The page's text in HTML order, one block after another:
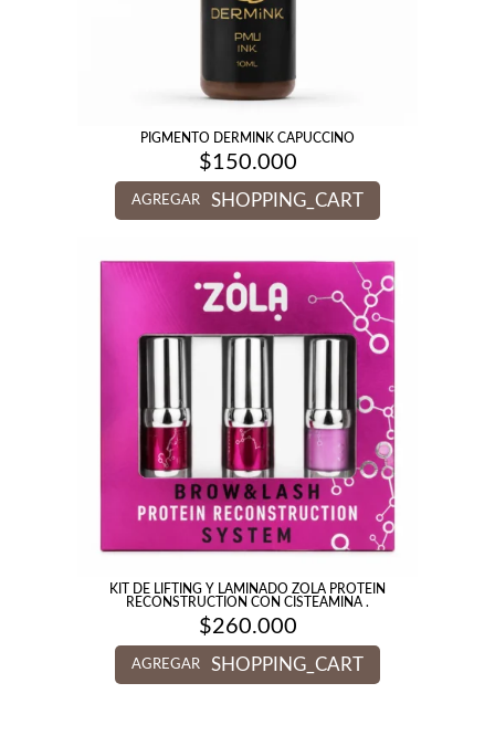
PIGMENTO DERMINK CAPUCCINO
$150.000
AGREGAR SHOPPING_CART
KIT DE LIFTING Y LAMINADO ZOLA PROTEIN
RECONSTRUCTION CON CISTEAMINA .
$260.000
AGREGAR SHOPPING_CART